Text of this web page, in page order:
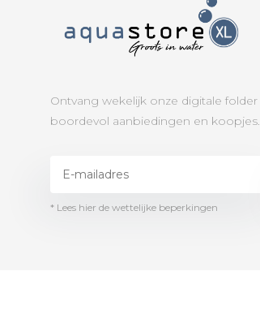
Ontvang wekelijk onze digitale folder
boordevol aanbiedingen en koopjes.
* Lees hier de wettelijke beperkingen